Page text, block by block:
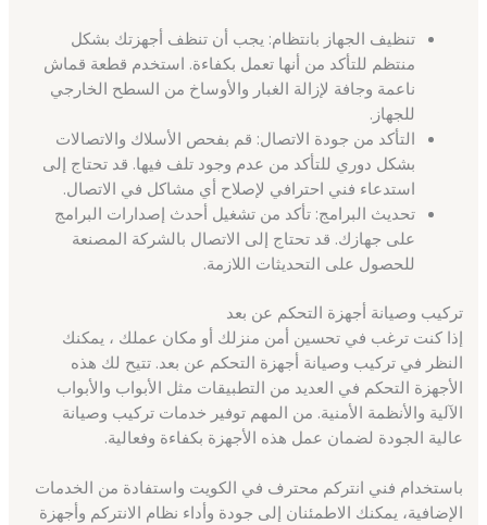
تنظيف الجهاز بانتظام: يجب أن تنظف أجهزتك بشكل
منتظم للتأكد من أنها تعمل بكفاءة. استخدم قطعة قماش
ناعمة وجافة لإزالة الغبار والأوساخ من السطح الخارجي
للجهاز.
التأكد من جودة الاتصال: قم بفحص الأسلاك والاتصالات
بشكل دوري للتأكد من عدم وجود تلف فيها. قد تحتاج إلى
استدعاء فني احترافي لإصلاح أي مشاكل في الاتصال.
تحديث البرامج: تأكد من تشغيل أحدث إصدارات البرامج
على جهازك. قد تحتاج إلى الاتصال بالشركة المصنعة
للحصول على التحديثات اللازمة.
تركيب وصيانة أجهزة التحكم عن بعد
إذا كنت ترغب في تحسين أمن منزلك أو مكان عملك ، يمكنك
النظر في تركيب وصيانة أجهزة التحكم عن بعد. تتيح لك هذه
الأجهزة التحكم في العديد من التطبيقات مثل الأبواب والأبواب
الآلية والأنظمة الأمنية. من المهم توفير خدمات تركيب وصيانة
عالية الجودة لضمان عمل هذه الأجهزة بكفاءة وفعالية.
باستخدام فني انتركم محترف في الكويت واستفادة من الخدمات
الإضافية، يمكنك الاطمئنان إلى جودة وأداء نظام الانتركم وأجهزة